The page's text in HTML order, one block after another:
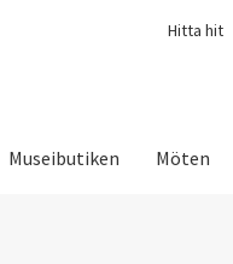
Hitta hit
Museibutiken Möten